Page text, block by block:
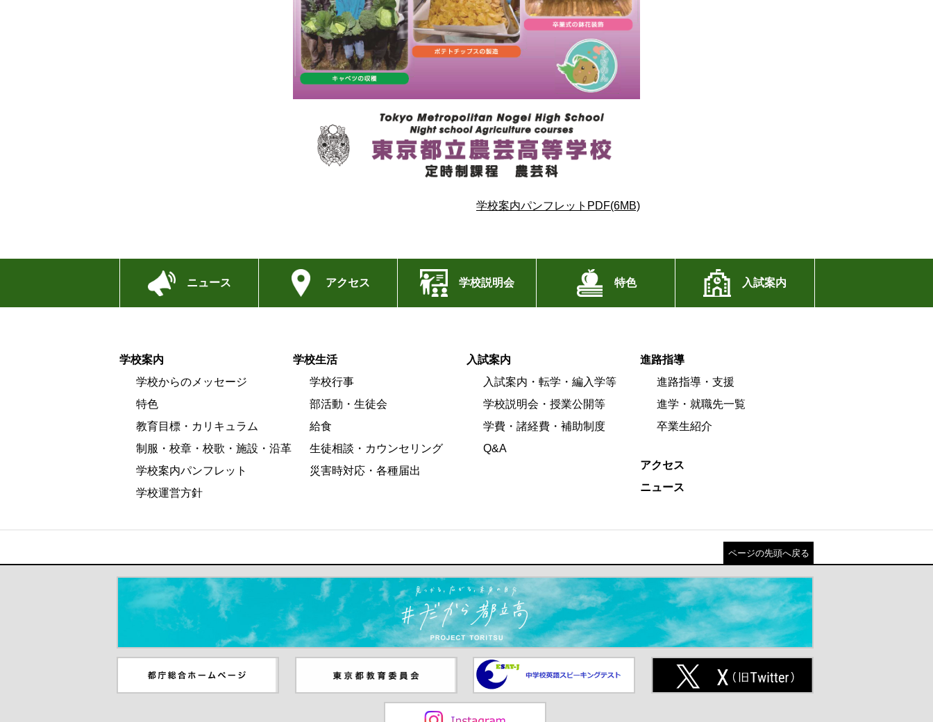
学校案内パンフレットPDF(6MB)
ニュース アクセス 学校説明会 特色 入試案内
学校案内
学校からのメッセージ
特色
教育目標・カリキュラム
制服・校章・校歌・施設・沿革
学校案内パンフレット
学校運営方針
学校生活
学校行事
部活動・生徒会
給食
生徒相談・カウンセリング
災害時対応・各種届出
入試案内
入試案内・転学・編入学等
学校説明会・授業公開等
学費・諸経費・補助制度
Q&A
進路指導
進路指導・支援
進学・就職先一覧
卒業生紹介
アクセス
ニュース
ページの先頭へ戻る
＃だから都立高（別ウインドウが開きます）
ンドウが開きます）
ウが開きます）
中学校英語スピーキングテスト
（別ウインドウが開きます）
X(旧Twitter)（別ウインドウが開
きます）
Instagram（別ウインドウが開き